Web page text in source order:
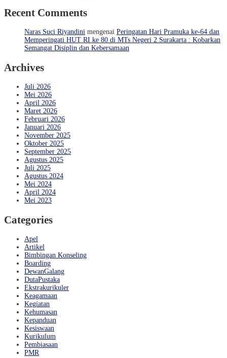
Recent Comments
Naras Suci Riyandini mengenai Peringatan Hari Pramuka ke-64 dan
Memperingati HUT RI ke 80 di MTs Negeri 2 Surakarta : Kobarkan
Semangat Disiplin dan Kebersamaan
Archives
Juli 2026
Mei 2026
April 2026
Maret 2026
Februari 2026
Januari 2026
November 2025
Oktober 2025
September 2025
Agustus 2025
Juli 2025
Agustus 2024
Mei 2024
April 2024
Mei 2023
Categories
Apel
Artikel
Bimbingan Konseling
Boarding
DewanGalang
DutaPustaka
Ekstrakurikuler
Keagamaan
Kegiatan
Kehumasan
Kepanduan
Kesiswaan
Kurikulum
Pembiasaan
PMR